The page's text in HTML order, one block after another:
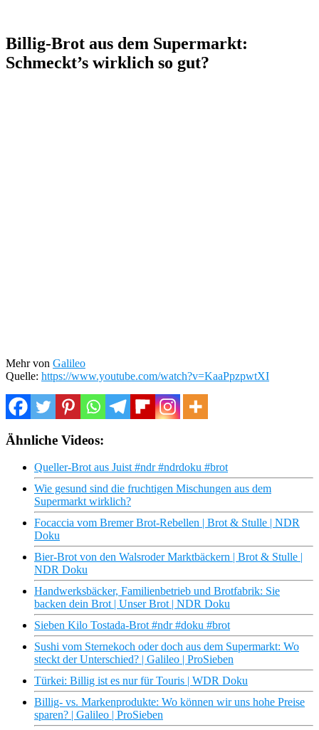
Billig-Brot aus dem Supermarkt:
Schmeckt’s wirklich so gut?
Mehr von Galileo
Quelle: https://www.youtube.com/watch?v=KaaPpzpwtXI
Ähnliche Videos:
Queller-Brot aus Juist #ndr #ndrdoku #brot
Wie gesund sind die fruchtigen Mischungen aus dem
Supermarkt wirklich?
Focaccia vom Bremer Brot-Rebellen | Brot & Stulle | NDR
Doku
Bier-Brot von den Walsroder Marktbäckern | Brot & Stulle |
NDR Doku
Handwerksbäcker, Familienbetrieb und Brotfabrik: Sie
backen dein Brot | Unser Brot | NDR Doku
Sieben Kilo Tostada-Brot #ndr #doku #brot
Sushi vom Sternekoch oder doch aus dem Supermarkt: Wo
steckt der Unterschied? | Galileo | ProSieben
Türkei: Billig ist es nur für Touris | WDR Doku
Billig- vs. Markenprodukte: Wo können wir uns hohe Preise
sparen? | Galileo | ProSieben